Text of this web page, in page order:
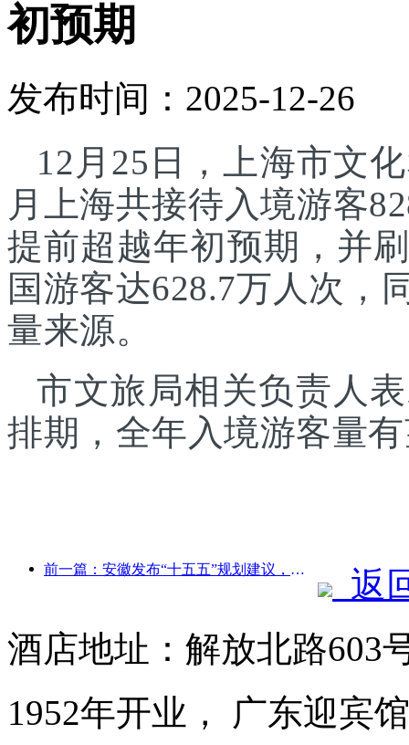
初预期
发布时间：2025-12-26
12月25日，上海市文
月上海共接待入境游客
提前超越年初预期，并
国游客达628.7万人次，
量来源。
市文旅局相关负责人
排期，全年入境游客量
前一篇：安徽发布“十五五”规划建议，把文化旅游业打造成为支柱产业
返
酒店地址：解放北路603
1952年开业， 广东迎